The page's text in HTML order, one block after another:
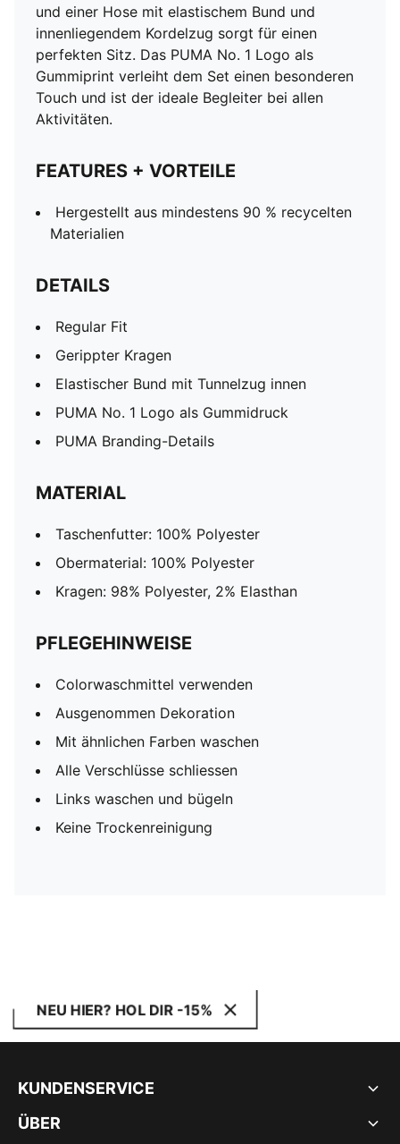
und einer Hose mit elastischem Bund und
innenliegendem Kordelzug sorgt für einen
perfekten Sitz. Das PUMA No. 1 Logo als
Gummiprint verleiht dem Set einen besonderen
Touch und ist der ideale Begleiter bei allen
Aktivitäten.
FEATURES + VORTEILE
Hergestellt aus mindestens 90 % recycelten
Materialien
DETAILS
Regular Fit
Gerippter Kragen
Elastischer Bund mit Tunnelzug innen
PUMA No. 1 Logo als Gummidruck
PUMA Branding-Details
MATERIAL
Taschenfutter: 100% Polyester
Obermaterial: 100% Polyester
Kragen: 98% Polyester, 2% Elasthan
PFLEGEHINWEISE
Colorwaschmittel verwenden
Ausgenommen Dekoration
Mit ähnlichen Farben waschen
Alle Verschlüsse schliessen
Links waschen und bügeln
Keine Trockenreinigung
NEU HIER? HOL DIR -15%
KUNDENSERVICE
ÜBER